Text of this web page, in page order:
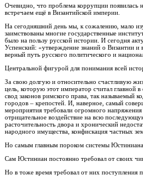
Очевидно, что проблема коррупции появилась
встречаем ещё в Византийской империи.
На сегодняшний день мы, к сожалению, мало
заимствованы многие государственные
было на пользу русской истории. И сегодня
Успенский: «утверждение знаний о Византии и
верный путь русского политического и
Центральной фигурой для понимания всей
За свою долгую и относительно счастливую
цель, которую этот император считал главной
свод законов римского права, так
городов – крепостей. И, наверное, самый
мероприятия требовали огромного
отрицательное воздействие на всю
расточительность двора и хронический
народного имущества, конфискация частных
Но самым главным пороком системы
Сам Юстиниан постоянно требовал от своих
Но в тоже время требовал от них поступления